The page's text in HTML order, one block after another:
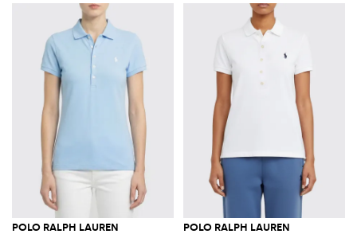
POLO RALPH LAUREN POLO RALPH LAUREN